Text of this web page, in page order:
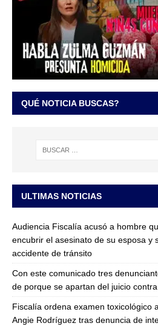
QUÉ NOTICIA BUSCAS?
ULTIMAS NOTICIAS
Audiencia Fiscalía acusó a hombre
encubrir el asesinato de su esposa y
accidente de tránsito
Con este comunicado tres
de porque se apartan del juicio
Fiscalía ordena examen toxicológico
Angie Rodríguez tras denuncia de